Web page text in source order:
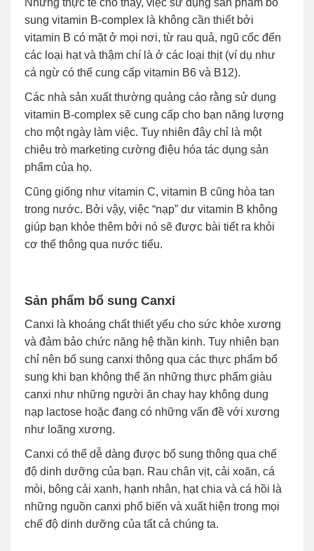
Nhưng thực tế cho thấy, việc sử dụng sản phẩm bổ
sung vitamin B-complex là không cần thiết bởi
vitamin B có mặt ở mọi nơi, từ rau quả, ngũ cốc đến
các loại hạt và thậm chí là ở các loại thịt (ví dụ như
cá ngừ có thể cung cấp vitamin B6 và B12).
Các nhà sản xuất thường quảng cáo rằng sử dụng
vitamin B-complex sẽ cung cấp cho bạn năng lượng
cho một ngày làm việc. Tuy nhiên đây chỉ là một
chiêu trò marketing cường điệu hóa tác dụng sản
phẩm của họ.
Cũng giống như vitamin C, vitamin B cũng hòa tan
trong nước. Bởi vậy, việc “nạp” dư vitamin B không
giúp bạn khỏe thêm bởi nó sẽ được bài tiết ra khỏi
cơ thể thông qua nước tiểu.
Sản phẩm bổ sung Canxi
Canxi là khoáng chất thiết yếu cho sức khỏe xương
và đảm bảo chức năng hệ thần kinh. Tuy nhiên bạn
chỉ nên bổ sung canxi thông qua các thực phẩm bổ
sung khi bạn không thể ăn những thực phẩm giàu
canxi như những người ăn chay hay không dung
nạp lactose hoặc đang có những vấn đề với xương
như loãng xương.
Canxi có thể dễ dàng được bổ sung thông qua chế
độ dinh dưỡng của bạn. Rau chân vịt, cải xoăn, cá
mòi, bông cải xanh, hạnh nhân, hạt chia và cá hồi là
những nguồn canxi phổ biến và xuất hiện trong mọi
chế độ dinh dưỡng của tất cả chúng ta.